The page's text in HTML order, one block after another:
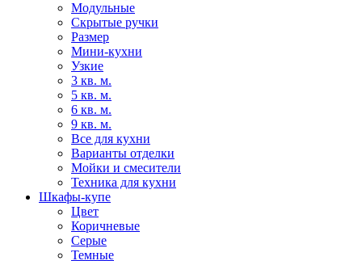
Модульные
Скрытые ручки
Размер
Мини-кухни
Узкие
3 кв. м.
5 кв. м.
6 кв. м.
9 кв. м.
Все для кухни
Варианты отделки
Мойки и смесители
Техника для кухни
Шкафы-купе
Цвет
Коричневые
Серые
Темные